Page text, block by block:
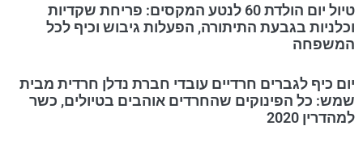
טיול יום הולדת 60 לנטע המקסים: פריחת שקדיות
וכלניות בגבעת התיתורה, הפעלות גיבוש וכיף לכל
המשפחה
יום כיף לגברים חרדיים עובדי חברת נדלן חרדית מבית
שמש: כל הפינוקים שהחרדים אוהבים בטיולים, כשר
למהדרין 2020